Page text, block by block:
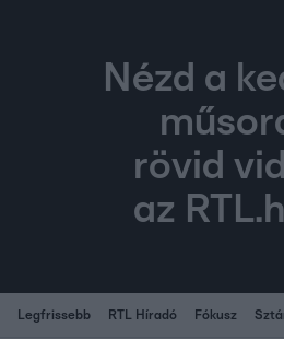
Nézd a
rövid
az
Legfrissebb RTL Híradó Fókusz